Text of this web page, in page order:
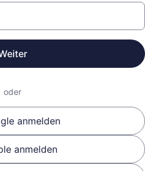
oder
anmelden
anmelden